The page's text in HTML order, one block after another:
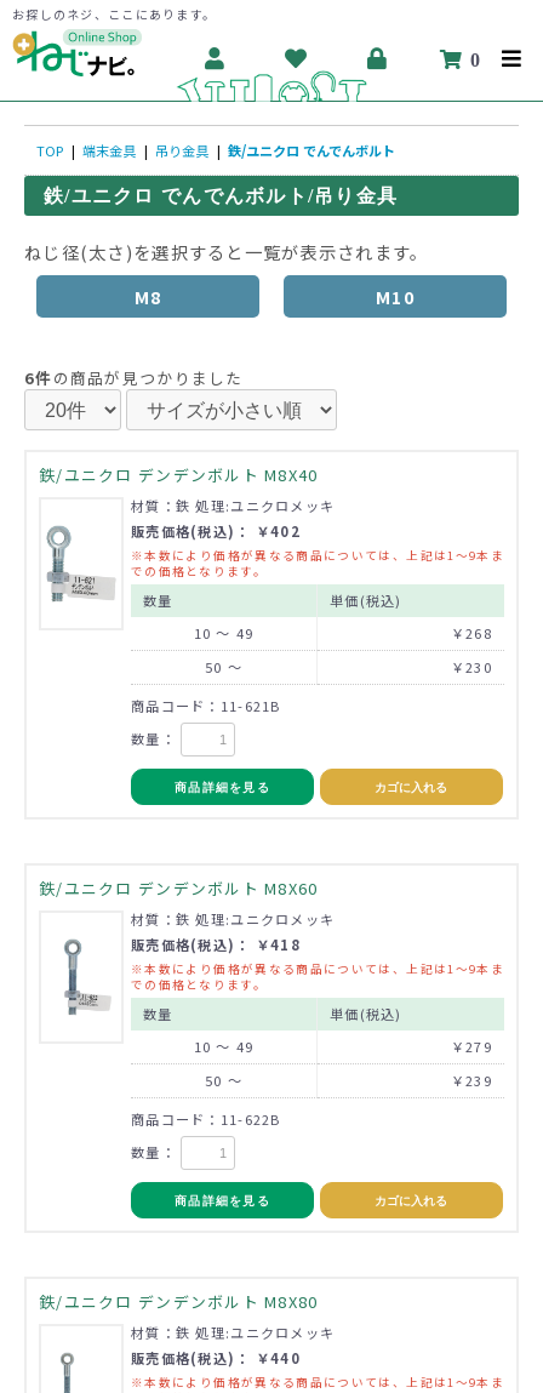
お探しのネジ、ここにあります。
0
TOP | 端末金具 | 吊り金具 | 鉄/ユニクロ でんでんボルト
鉄/ユニクロ でんでんボルト/吊り金具
ねじ径(太さ)を選択すると一覧が表示されます。
M8
M10
6件の商品が見つかりました
鉄/ユニクロ デンデンボルト M8X40
材質：鉄 処理:ユニクロメッキ
販売価格(税込)： ￥402
※本数により価格が異なる商品については、上記は1～9本ま
での価格となります。
数量
単価(税込)
10 ～ 49
￥268
50 ～
￥230
商品コード：11-621B
数量：
商品詳細を見る カゴに入れる
鉄/ユニクロ デンデンボルト M8X60
材質：鉄 処理:ユニクロメッキ
販売価格(税込)： ￥418
※本数により価格が異なる商品については、上記は1～9本ま
での価格となります。
数量
単価(税込)
10 ～ 49
￥279
50 ～
￥239
商品コード：11-622B
数量：
商品詳細を見る カゴに入れる
鉄/ユニクロ デンデンボルト M8X80
材質：鉄 処理:ユニクロメッキ
販売価格(税込)： ￥440
※本数により価格が異なる商品については、上記は1～9本ま